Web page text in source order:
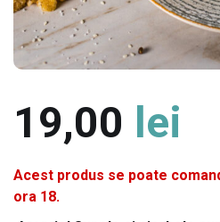
19,00 lei
Acest produs se poate
ora 18.